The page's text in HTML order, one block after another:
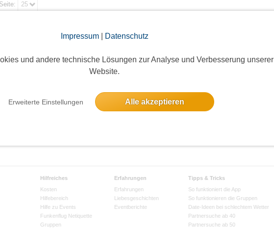
Impressum| Datenschutz
und andere technische Lösungen zur Analyse und Verbesserung unserer
Website.
Erweiterte Einstellungen Alle akzeptieren
25
Hilfreiches
Kosten
Hilfebereich
Hilfe zu Events
Funkenflug Netiquette
Gruppen
Erfahrungen
Erfahrungen
Liebesgeschichten
Eventberichte
Tipps & Tricks
So funktioniert die App
So funktionieren die Gruppen
Date-Ideen bei schlechtem Wetter
Partnersuche ab 40
Partnersuche ab 50